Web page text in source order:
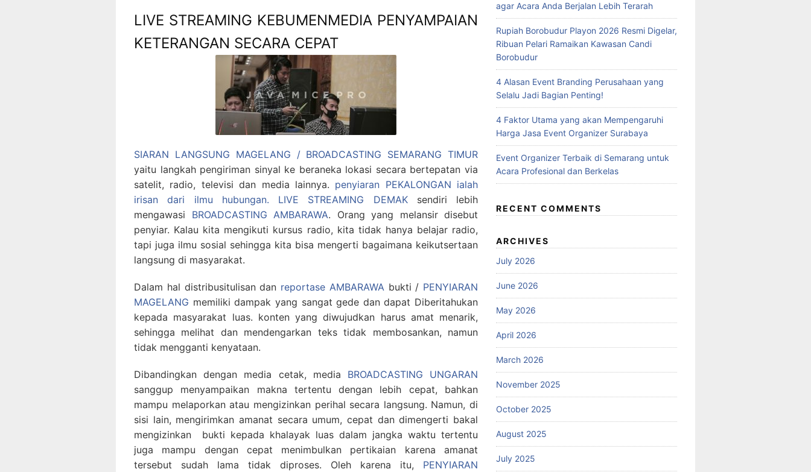
LIVE STREAMING KEBUMENMEDIA PENYAMPAIAN
KETERANGAN SECARA CEPAT
SIARAN LANGSUNG MAGELANG / BROADCASTING SEMARANG TIMUR
yaitu langkah pengiriman sinyal ke beraneka lokasi secara bertepatan via
satelit, radio, televisi dan media lainnya. penyiaran PEKALONGAN ialah
irisan dari ilmu hubungan. LIVE STREAMING DEMAKsendiri lebih
mengawasi BROADCASTING AMBARAWA. Orang yang melansir disebut
penyiar. Kalau kita mengikuti kursus radio, kita tidak hanya belajar radio,
tapi juga ilmu sosial sehingga kita bisa mengerti bagaimana keikutsertaan
langsung di masyarakat.
Dalam hal distribusitulisan dan reportase AMBARAWAbukti / PENYIARAN
MAGELANG memiliki dampak yang sangat gede dan dapat Diberitahukan
kepada masyarakat luas. konten yang diwujudkan harus amat menarik,
sehingga melihat dan mendengarkan teks tidak membosankan, namun
tidak mengganti kenyataan.
Dibandingkan dengan media cetak, media BROADCASTING UNGARAN
sanggup menyampaikan makna tertentu dengan lebih cepat, bahkan
mampu melaporkan atau mengizinkan perihal secara langsung. Namun, di
sisi lain, mengirimkan amanat secara umum, cepat dan dimengerti bakal
mengizinkan bukti kepada khalayak luas dalam jangka waktu tertentu
juga mampu dengan cepat menimbulkan pertikaian karena amanat
tersebut sudah lama tidak diproses. Oleh karena itu, PENYIARAN
agar Acara Anda Berjalan Lebih Terarah
Rupiah Borobudur Playon 2026 Resmi Digelar,
Ribuan Pelari Ramaikan Kawasan Candi
Borobudur
4 Alasan Event Branding Perusahaan yang
Selalu Jadi Bagian Penting!
4 Faktor Utama yang akan Mempengaruhi
Harga Jasa Event Organizer Surabaya
Event Organizer Terbaik di Semarang untuk
Acara Profesional dan Berkelas
RECENT COMMENTS
ARCHIVES
July 2026
June 2026
May 2026
April 2026
March 2026
November 2025
October 2025
August 2025
July 2025